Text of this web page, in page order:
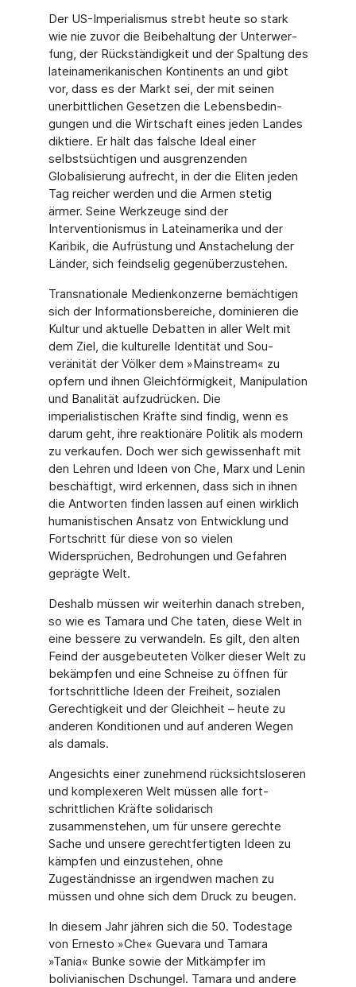
Der US-Imperialismus strebt heute so stark
wie nie zuvor die Beibehaltung der Unterwer­
fung, der Rückständigkeit und der Spaltung des
lateinamerikanischen Kontinents an und gibt
vor, dass es der Markt sei, der mit seinen
unerbittlichen Gesetzen die Lebensbedin­
gungen und die Wirtschaft eines jeden Landes
diktiere. Er hält das falsche Ideal einer
selbstsüchtigen und ausgrenzenden
Globalisierung aufrecht, in der die Eliten jeden
Tag rei­cher werden und die Armen stetig
ärmer. Seine Werkzeuge sind der
Interventionismus in Lateinamerika und der
Karibik, die Aufrüstung und Anstachelung der
Länder, sich feindse­lig gegenüberzustehen.
Transnationale Medienkonzerne bemächtigen
sich der Informationsbereiche, dominieren die
Kultur und aktuelle Debatten in aller Welt mit
dem Ziel, die kulturelle Identität und Sou­
veränität der Völker dem »Mainstream« zu
opfern und ihnen Gleichförmigkeit, Manipulation
und Banalität aufzudrücken. Die
imperialistischen Kräfte sind findig, wenn es
darum geht, ihre reaktionäre Politik als modern
zu verkaufen. Doch wer sich gewissenhaft mit
den Lehren und Ideen von Che, Marx und Lenin
beschäftigt, wird erkennen, dass sich in ihnen
die Antworten finden lassen auf einen wirklich
humanistischen Ansatz von Entwicklung und
Fortschritt für diese von so vielen
Widersprüchen, Bedrohungen und Gefahren
geprägte Welt.
Deshalb müssen wir weiterhin danach streben,
so wie es Tamara und Che taten, diese Welt in
eine bessere zu verwandeln. Es gilt, den alten
Feind der ausgebeuteten Völker dieser Welt zu
bekämpfen und eine Schneise zu öffnen für
fortschrittliche Ideen der Freiheit, so­zialen
Gerechtigkeit und der Gleichheit – heute zu
anderen Konditionen und auf anderen Wegen
als damals.
Angesichts einer zunehmend rücksichtsloseren
und komplexeren Welt müssen alle fort­
schrittlichen Kräfte solidarisch
zusammenstehen, um für unsere gerechte
Sache und unse­re gerechtfertigten Ideen zu
kämpfen und einzustehen, ohne
Zugeständnisse an irgendwen machen zu
müssen und ohne sich dem Druck zu beugen.
In diesem Jahr jähren sich die 50. Todestage
von Ernesto »Che« Guevara und Tamara
»Tania« Bunke sowie der Mitkämpfer im
bolivianischen Dschungel. Tamara und andere